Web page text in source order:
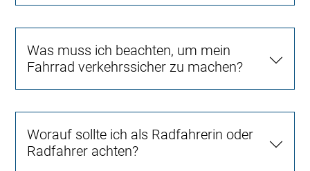
Was muss ich beachten, um mein
Fahrrad verkehrssicher zu machen?
Worauf sollte ich als Radfahrerin oder
Radfahrer achten?